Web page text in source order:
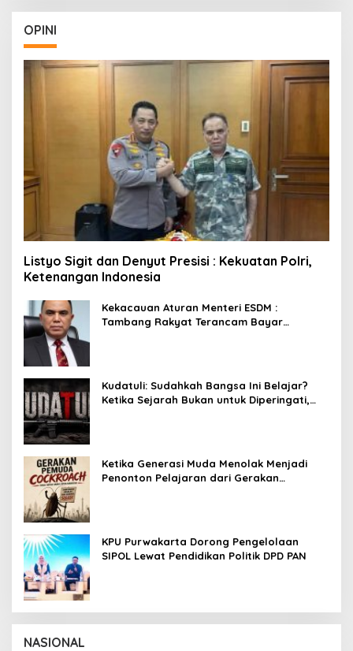
OPINI
Listyo Sigit dan Denyut Presisi : Kekuatan Polri,
Ketenangan Indonesia
Kekacauan Aturan Menteri ESDM :
Tambang Rakyat Terancam Bayar
Kudatuli: Sudahkah Bangsa Ini Belajar?
Ketika Sejarah Bukan untuk Diperingati,
Ketika Generasi Muda Menolak Menjadi
Penonton Pelajaran dari Gerakan
KPU Purwakarta Dorong Pengelolaan
SIPOL Lewat Pendidikan Politik DPD PAN
NASIONAL